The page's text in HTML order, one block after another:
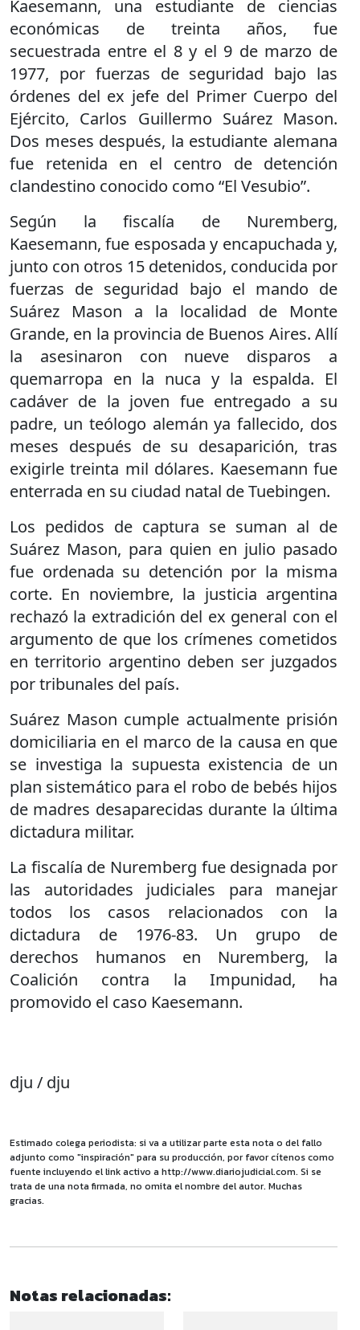
Kaesemann, una estudiante de ciencias
económicas de treinta años, fue
secuestrada entre el 8 y el 9 de marzo de
1977, por fuerzas de seguridad bajo las
órdenes del ex jefe del Primer Cuerpo del
Ejército, Carlos Guillermo Suárez Mason.
Dos meses después, la estudiante alemana
fue retenida en el centro de detención
clandestino conocido como “El Vesubio”.
Según la fiscalía de Nuremberg,
Kaesemann, fue esposada y encapuchada y,
junto con otros 15 detenidos, conducida por
fuerzas de seguridad bajo el mando de
Suárez Mason a la localidad de Monte
Grande, en la provincia de Buenos Aires. Allí
la asesinaron con nueve disparos a
quemarropa en la nuca y la espalda. El
cadáver de la joven fue entregado a su
padre, un teólogo alemán ya fallecido, dos
meses después de su desaparición, tras
exigirle treinta mil dólares. Kaesemann fue
enterrada en su ciudad natal de Tuebingen.
Los pedidos de captura se suman al de
Suárez Mason, para quien en julio pasado
fue ordenada su detención por la misma
corte. En noviembre, la justicia argentina
rechazó la extradición del ex general con el
argumento de que los crímenes cometidos
en territorio argentino deben ser juzgados
por tribunales del país.
Suárez Mason cumple actualmente prisión
domiciliaria en el marco de la causa en que
se investiga la supuesta existencia de un
plan sistemático para el robo de bebés hijos
de madres desaparecidas durante la última
dictadura militar.
La fiscalía de Nuremberg fue designada por
las autoridades judiciales para manejar
todos los casos relacionados con la
dictadura de 1976-83. Un grupo de
derechos humanos en Nuremberg, la
Coalición contra la Impunidad, ha
promovido el caso Kaesemann.
dju / dju
Estimado colega periodista: si va a utilizar parte esta nota o del fallo
adjunto como "inspiración" para su producción, por favor cítenos como
fuente incluyendo el link activo a http://www.diariojudicial.com. Si se
trata de una nota firmada, no omita el nombre del autor. Muchas
gracias.
Notas relacionadas: